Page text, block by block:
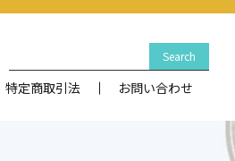
特定商取引法 お問い合わせ